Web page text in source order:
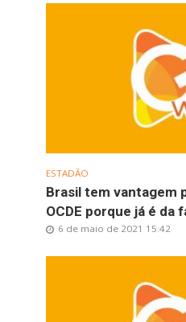
ESTADÃO
Brasil tem vantagem
OCDE porque já é da
6 de maio de 2021 15:42